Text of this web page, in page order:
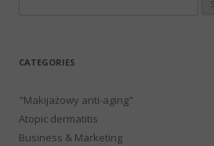
CATEGORIES
"Makijażowy anti-aging"
Atopic dermatitis
Business & Marketing